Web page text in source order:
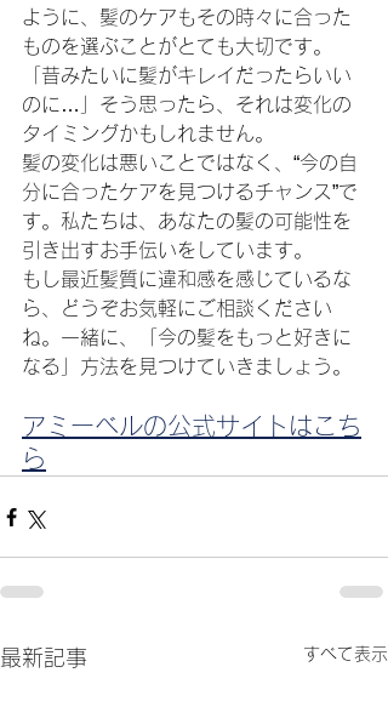
ように、髪のケアもその時々に合った
ものを選ぶことがとても大切です。
「昔みたいに髪がキレイだったらいい
のに…」そう思ったら、それは変化の
タイミングかもしれません。
髪の変化は悪いことではなく、“今の自
分に合ったケアを見つけるチャンス”で
す。私たちは、あなたの髪の可能性を
引き出すお手伝いをしています。
もし最近髪質に違和感を感じているな
ら、どうぞお気軽にご相談ください
ね。一緒に、「今の髪をもっと好きに
なる」方法を見つけていきましょう。
アミーベルの公式サイトはこち
ら
最新記事 すべて表示